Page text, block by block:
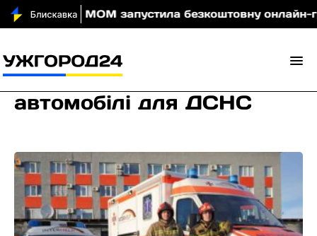
МОМ запустила безкоштовну онлайн-гру,
автомобілі для ДСНС